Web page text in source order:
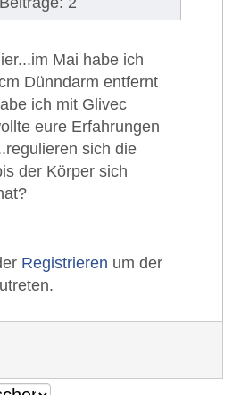
Mai habe ich
Dünndarm entfernt
ich mit Glivec
eure Erfahrungen
sich die
der Körper sich
Registrieren um der